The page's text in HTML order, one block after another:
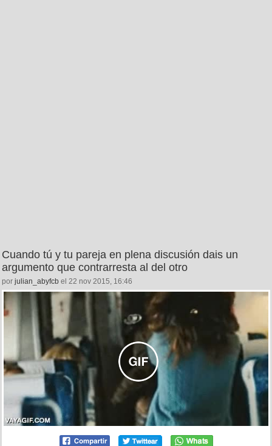
Cuando tú y tu pareja en plena discusión dais un
argumento que contrarresta al del otro
por julian_abyfcb el 22 nov 2015, 16:46